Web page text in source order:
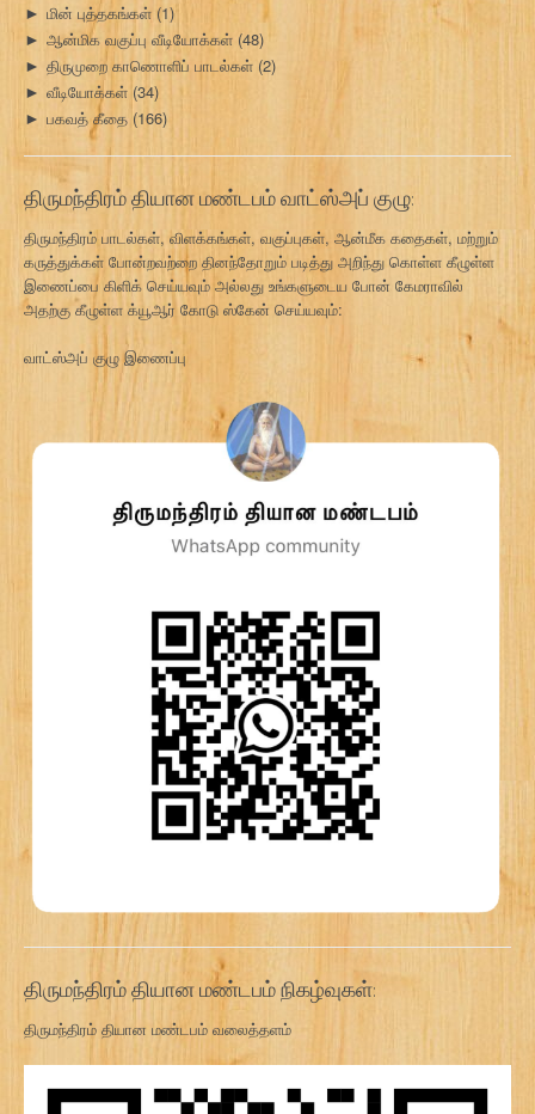
► மின் புத்தகங்கள் (1)
► ஆன்மிக வகுப்பு வீடியோக்கள் (48)
► திருமுறை காணொளிப் பாடல்கள் (2)
► வீடியோக்கள் (34)
► பகவத் கீதை (166)
திருமந்திரம் தியான மண்டபம் வாட்ஸ்அப் குழு:
திருமந்திரம் பாடல்கள், விளக்கங்கள், வகுப்புகள், ஆன்மீக கதைகள், மற்றும்
கருத்துக்கள் போன்றவற்றை தினந்தோறும் படித்து அறிந்து கொள்ள கீழுள்ள
இணைப்பை கிளிக் செய்யவும் அல்லது உங்களுடைய போன் கேமராவில்
அதற்கு கீழுள்ள க்யூஆர் கோடு ஸ்கேன் செய்யவும்:
வாட்ஸ்அப் குழு இணைப்பு
திருமந்திரம் தியான மண்டபம் நிகழ்வுகள்:
திருமந்திரம் தியான மண்டபம் வலைத்தளம்